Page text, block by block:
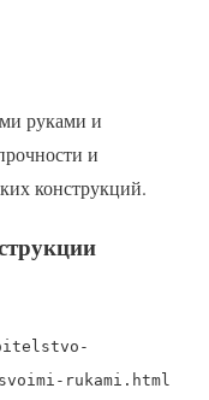
руками и
и
конструкций.
rukami.html